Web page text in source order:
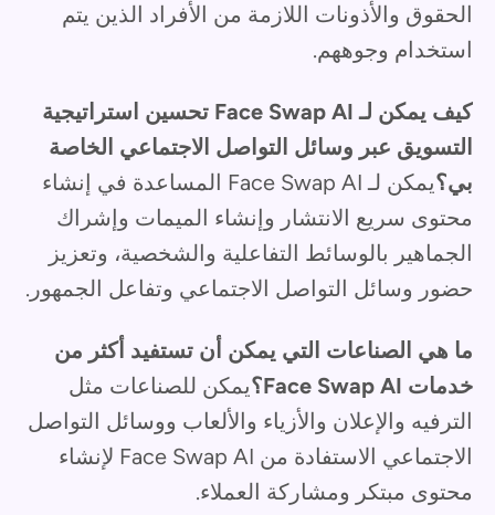
الحقوق والأذونات اللازمة من الأفراد الذين يتم
استخدام وجوههم.
كيف يمكن لـ Face Swap AI تحسين استراتيجية
التسويق عبر وسائل التواصل الاجتماعي الخاصة
بي؟
يمكن لـ Face Swap AI المساعدة في إنشاء
محتوى سريع الانتشار وإنشاء الميمات وإشراك
الجماهير بالوسائط التفاعلية والشخصية، وتعزيز
حضور وسائل التواصل الاجتماعي وتفاعل الجمهور.
ما هي الصناعات التي يمكن أن تستفيد أكثر من
خدمات Face Swap AI؟
يمكن للصناعات مثل
الترفيه والإعلان والأزياء والألعاب ووسائل التواصل
الاجتماعي الاستفادة من Face Swap AI لإنشاء
محتوى مبتكر ومشاركة العملاء.